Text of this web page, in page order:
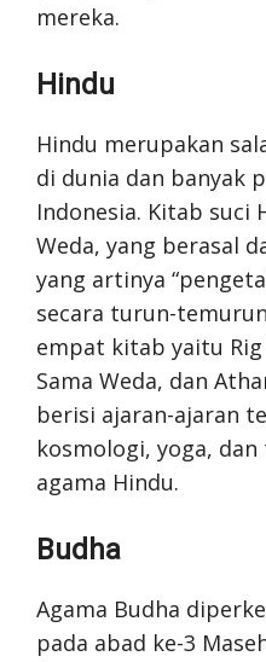
mereka.
Hindu
Hindu merupakan
di dunia dan banyak
Indonesia. Kitab suci
Weda, yang berasal
yang artinya
secara turun-
empat kitab yaitu Rig
Sama Weda, dan
berisi ajaran-ajaran
kosmologi, yoga,
agama Hindu.
Budha
Agama Budha
pada abad ke-3